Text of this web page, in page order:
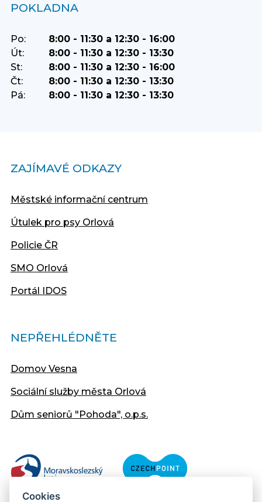
POKLADNA
Po:
8:00 - 11:30 a 12:30 - 16:00
Út:
8:00 - 11:30 a 12:30 - 13:30
St:
8:00 - 11:30 a 12:30 - 16:00
Čt:
8:00 - 11:30 a 12:30 - 13:30
Pá:
8:00 - 11:30 a 12:30 - 13:30
ZAJÍMAVÉ ODKAZY
Městské informační centrum
Útulek pro psy Orlová
Policie ČR
SMO Orlová
Portál IDOS
NEPŘEHLÉDNĚTE
Domov Vesna
Sociální služby města Orlová
Dům seniorů "Pohoda", o.p.s.
Cookies